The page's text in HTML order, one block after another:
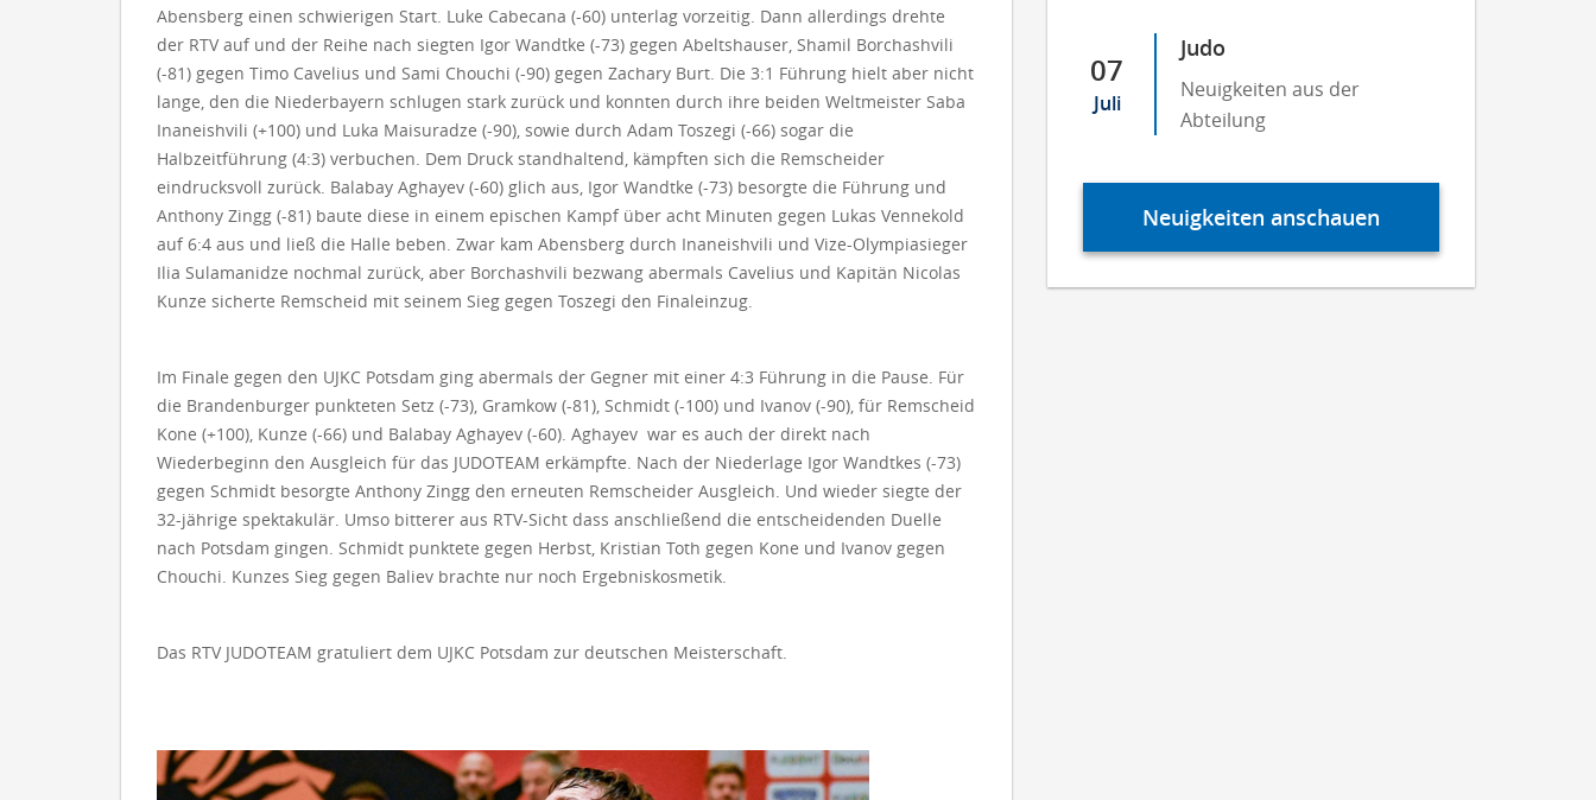
Abensberg einen schwierigen Start. Luke Cabecana (-60) unterlag vorzeitig. Dann allerdings drehte
der RTV auf und der Reihe nach siegten Igor Wandtke (-73) gegen Abeltshauser, Shamil Borchashvili
(-81) gegen Timo Cavelius und Sami Chouchi (-90) gegen Zachary Burt. Die 3:1 Führung hielt aber nicht
lange, den die Niederbayern schlugen stark zurück und konnten durch ihre beiden Weltmeister Saba
Inaneishvili (+100) und Luka Maisuradze (-90), sowie durch Adam Toszegi (-66) sogar die
Halbzeitführung (4:3) verbuchen. Dem Druck standhaltend, kämpften sich die Remscheider
eindrucksvoll zurück. Balabay Aghayev (-60) glich aus, Igor Wandtke (-73) besorgte die Führung und
Anthony Zingg (-81) baute diese in einem epischen Kampf über acht Minuten gegen Lukas Vennekold
auf 6:4 aus und ließ die Halle beben. Zwar kam Abensberg durch Inaneishvili und Vize-Olympiasieger
Ilia Sulamanidze nochmal zurück, aber Borchashvili bezwang abermals Cavelius und Kapitän Nicolas
Kunze sicherte Remscheid mit seinem Sieg gegen Toszegi den Finaleinzug.
Im Finale gegen den UJKC Potsdam ging abermals der Gegner mit einer 4:3 Führung in die Pause. Für
die Brandenburger punkteten Setz (-73), Gramkow (-81), Schmidt (-100) und Ivanov (-90), für Remscheid
Kone (+100), Kunze (-66) und Balabay Aghayev (-60). Aghayev war es auch der direkt nach
Wiederbeginn den Ausgleich für das JUDOTEAM erkämpfte. Nach der Niederlage Igor Wandtkes (-73)
gegen Schmidt besorgte Anthony Zingg den erneuten Remscheider Ausgleich. Und wieder siegte der
32-jährige spektakulär. Umso bitterer aus RTV-Sicht dass anschließend die entscheidenden Duelle
nach Potsdam gingen. Schmidt punktete gegen Herbst, Kristian Toth gegen Kone und Ivanov gegen
Chouchi. Kunzes Sieg gegen Baliev brachte nur noch Ergebniskosmetik.
Das RTV JUDOTEAM gratuliert dem UJKC Potsdam zur deutschen Meisterschaft.
07
Juli
Judo
Neuigkeiten aus der
Abteilung
Neuigkeiten anschauen